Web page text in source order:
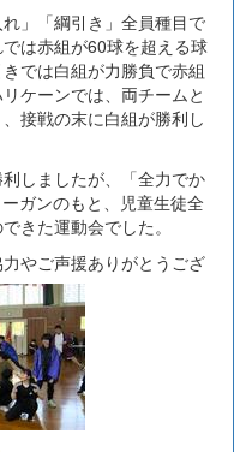
」「綱引き」全員種目で
は赤組が60球を超える球
では白組が力勝負で赤組
ケーンでは、両チームと
接戦の末に白組が勝利し
しましたが、「全力でか
ガンのもと、児童生徒全
きた運動会でした。
やご声援ありがとうござ